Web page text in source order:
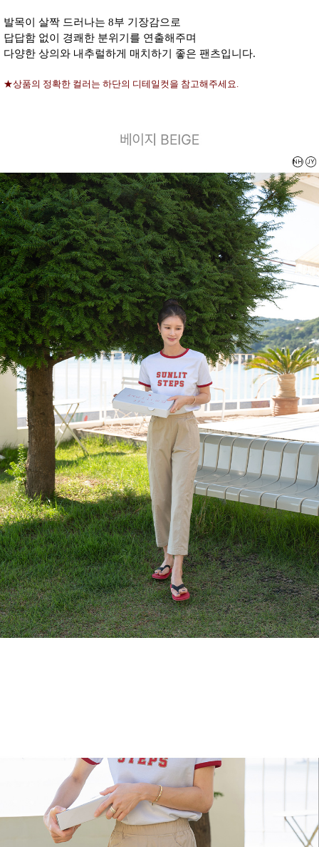
발목이 살짝 드러나는 8부 기장감으로
답답함 없이 경쾌한 분위기를 연출해주며
다양한 상의와 내추럴하게 매치하기 좋은 팬츠입니다.
★상품의 정확한 컬러는 하단의 디테일컷을 참고해주세요.